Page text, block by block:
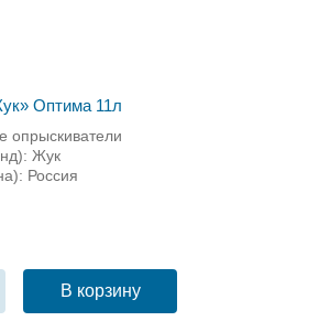
Оптима 11л
опрыскиватели
Жук
Россия
В корзину